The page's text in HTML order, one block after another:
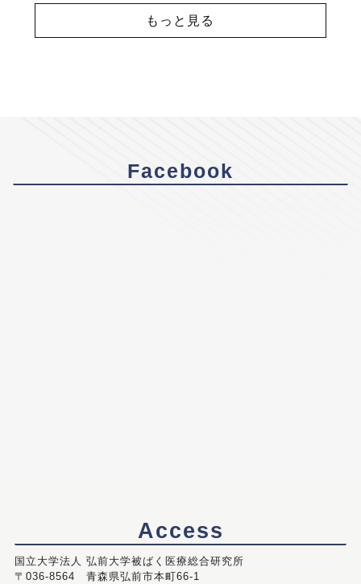
もっと見る
Facebook
Access
国立大学法人 弘前大学被ばく医療総合研究所
〒036-8564 青森県弘前市本町66-1